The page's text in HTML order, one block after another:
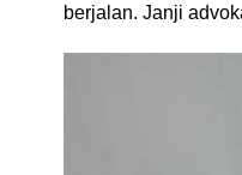
berjalan. Janji